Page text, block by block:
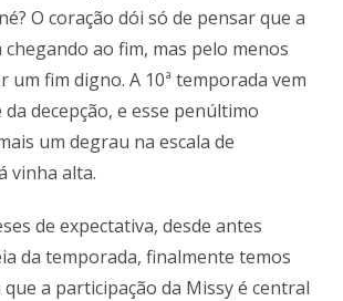
O coração dói só de pensar que a
chegando ao fim, mas pelo menos
um fim digno. A 10ª temporada vem
decepção, e esse penúltimo
um degrau na escala de
vinha alta.
de expectativa, desde antes
da temporada, finalmente temos
a participação da Missy é central